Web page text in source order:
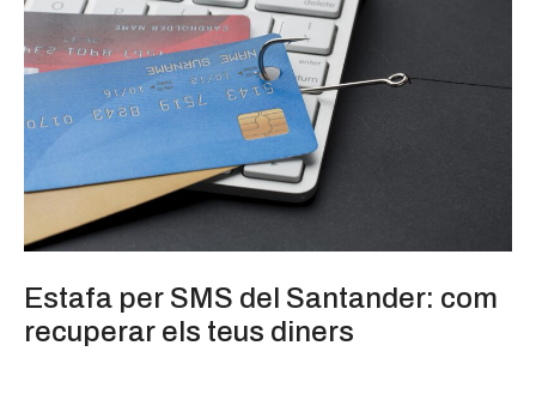
Estafa per SMS del Santander: com
recuperar els teus diners